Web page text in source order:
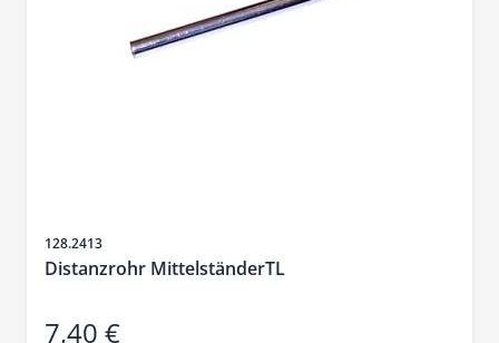
Artikelnr.
128.2413
Distanzrohr MittelständerTL
7,40 €